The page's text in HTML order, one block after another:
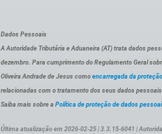
Dados Pessoais
A Autoridade Tributária e Aduaneira (AT) trata dados
dezembro. Para cumprimento do Regulamento Geral
Oliveira Andrade de Jesus como encarregada da
relacionadas com o tratamento dos seus dados
Saiba mais sobre a Política de proteção de dados
Última atualização em 2026-02-25 | 3.3.15-6041 |